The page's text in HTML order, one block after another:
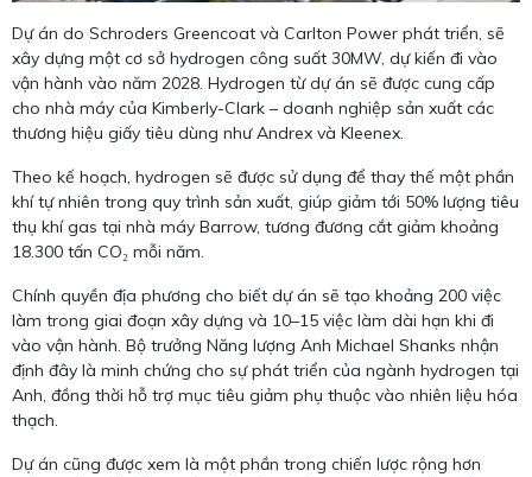
Dự án do Schroders Greencoat và Carlton Power phát triển, sẽ
xây dựng một cơ sở hydrogen công suất 30MW, dự kiến đi vào
vận hành vào năm 2028. Hydrogen từ dự án sẽ được cung cấp
cho nhà máy của Kimberly-Clark – doanh nghiệp sản xuất các
thương hiệu giấy tiêu dùng như Andrex và Kleenex.
Theo kế hoạch, hydrogen sẽ được sử dụng để thay thế một phần
khí tự nhiên trong quy trình sản xuất, giúp giảm tới 50% lượng tiêu
thụ khí gas tại nhà máy Barrow, tương đương cắt giảm khoảng
18.300 tấn CO₂ mỗi năm.
Chính quyền địa phương cho biết dự án sẽ tạo khoảng 200 việc
làm trong giai đoạn xây dựng và 10–15 việc làm dài hạn khi đi
vào vận hành. Bộ trưởng Năng lượng Anh Michael Shanks nhận
định đây là minh chứng cho sự phát triển của ngành hydrogen tại
Anh, đồng thời hỗ trợ mục tiêu giảm phụ thuộc vào nhiên liệu hóa
thạch.
Dự án cũng được xem là một phần trong chiến lược rộng hơn